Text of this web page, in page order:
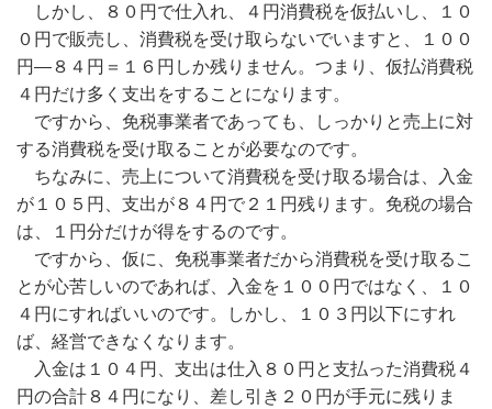
しかし、８０円で仕入れ、４円消費税を仮払いし、１０
０円で販売し、消費税を受け取らないでいますと、１００
円―８４円＝１６円しか残りません。つまり、仮払消費税
４円だけ多く支出をすることになります。
ですから、免税事業者であっても、しっかりと売上に対
する消費税を受け取ることが必要なのです。
ちなみに、売上について消費税を受け取る場合は、入金
が１０５円、支出が８４円で２１円残ります。免税の場合
は、１円分だけが得をするのです。
ですから、仮に、免税事業者だから消費税を受け取るこ
とが心苦しいのであれば、入金を１００円ではなく、１０
４円にすればいいのです。しかし、１０３円以下にすれ
ば、経営できなくなります。
入金は１０４円、支出は仕入８０円と支払った消費税４
円の合計８４円になり、差し引き２０円が手元に残りま